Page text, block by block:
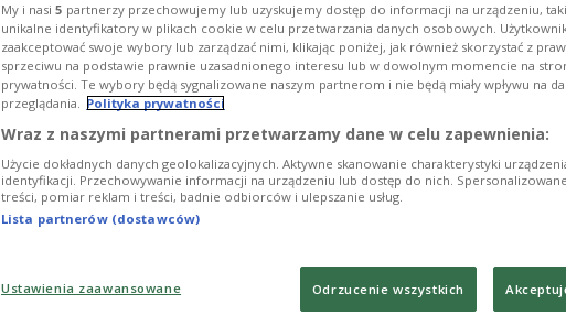
Potężne i ambitne Francuzki na polskim tronie:
oraz wielka miłość Jana III Sobieskiego, Maria
uwieczniły swoje panowanie w historii Polski i Francji.
Zobacz więcej na temat: Katarzyna
My i nasi 5 partnerzy przechowujemy lub uzyskujemy dostęp do informacji na urządzeniu,
unikalne identyfikatory w plikach cookie w celu przetwarzania danych osobowych.
zaakceptować swoje wybory lub zarządzać nimi, klikając poniżej, jak również skorzystać z
sprzeciwu na podstawie prawnie uzasadnionego interesu lub w dowolnym momencie na
prywatności. Te wybory będą sygnalizowane naszym partnerom i nie będą miały wpływu na
przeglądania. Polityka prywatności
Wraz z naszymi partnerami przetwarzamy dane w celu zapewnienia:
Użycie dokładnych danych geolokalizacyjnych. Aktywne skanowanie charakterystyki
identyfikacji. Przechowywanie informacji na urządzeniu lub dostęp do nich.
treści, pomiar reklam i treści, badnie odbiorców i ulepszanie usług.
Lista partnerów (dostawców)
Ustawienia zaawansowane Odrzucenie wszystkich